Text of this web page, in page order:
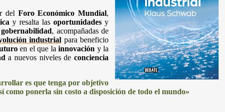
del Foro Económico Mundial,
y resalta lasoportunidades y
gobernabilidad, acompañadas de
industrial para beneficio
en el que lainnovación y la
a nuevos niveles deconciencia
es que tenga por objetivo
como ponerla sin costo a disposición de todo el mundo»